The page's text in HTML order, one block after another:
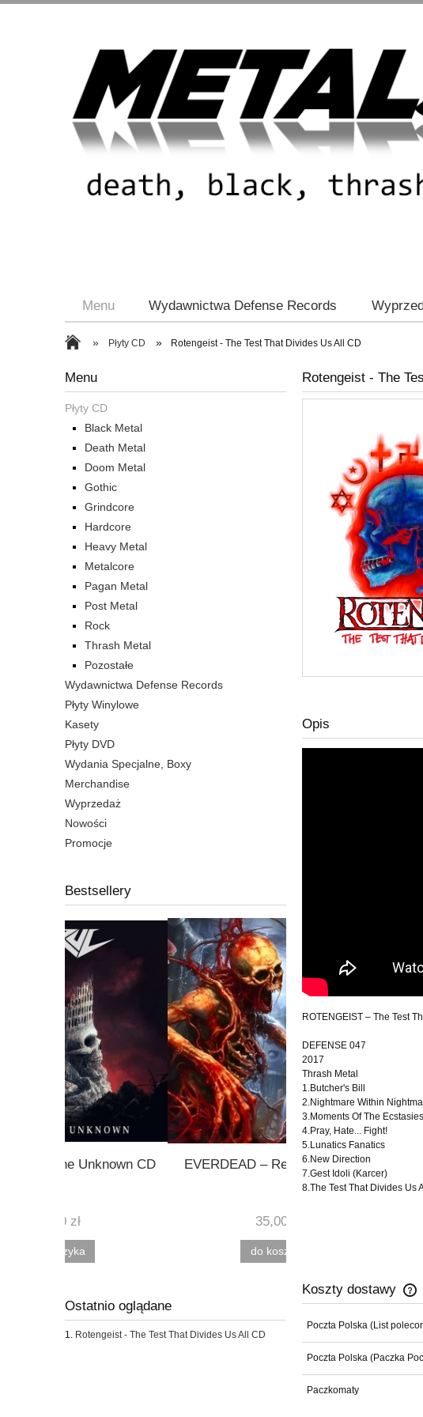
Menu Wydawnictwa Defense Records
» Płyty CD » Rotengeist - The Test That Divides Us All CD
Menu
Płyty CD
Black Metal
Death Metal
Doom Metal
Gothic
Grindcore
Hardcore
Heavy Metal
Metalcore
Pagan Metal
Post Metal
Rock
Thrash Metal
Pozostałe
Wydawnictwa Defense Records
Płyty Winylowe
Kasety
Płyty DVD
Wydania Specjalne, Boxy
Merchandise
Wyprzedaż
Nowości
Promocje
Bestsellery
EVERDEAD – Re-AnimateD CD
HORRORSCOPE -
The Road
Ostatnio oglądane
Rotengeist - The Test That Divides Us All CD
Rotengeist - The
Opis
ROTENGEIST – The Test
DEFENSE 047
2017
Thrash Metal
1.Butcher's Bill
2.Nightmare Within
3.Moments Of The Ecstasies
4.Pray, Hate... Fight!
5.Lunatics Fanatics
6.New Direction
7.Gest Idoli (Karcer)
8.The Test That Divides Us
Koszty dostawy
Poczta Polska (List
Poczta Polska (Paczka
Paczkomaty